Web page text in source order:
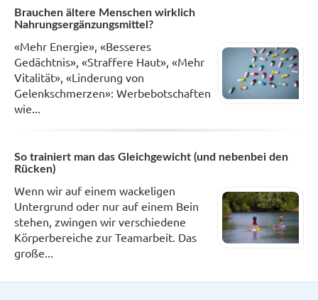
Brauchen ältere Menschen wirklich
Nahrungsergänzungsmittel?
«Mehr Energie», «Besseres
Gedächtnis», «Straffere Haut», «Mehr
Vitalität», «Linderung von
Gelenkschmerzen»: Werbebotschaften
wie...
So trainiert man das Gleichgewicht (und nebenbei den
Rücken)
Wenn wir auf einem wackeligen
Untergrund oder nur auf einem Bein
stehen, zwingen wir verschiedene
Körperbereiche zur Teamarbeit. Das
große...